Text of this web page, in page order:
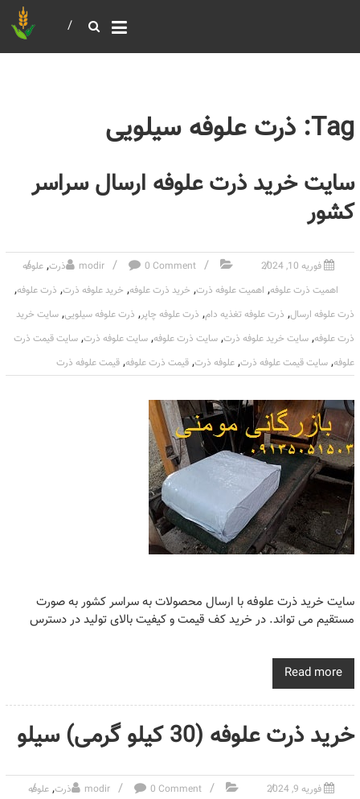
Tag: ذرت علوفه سیلویی
سایت خرید ذرت علوفه ارسال سراسر
کشور
فوریه 10, 2024 modir 0 Comment ذرت, علوفه
اهمیت ذرت علوفه, اهمیت علوفه ذرت, خرید ذرت علوفه, خرید علوفه ذرت, ذرت علوفه,
ذرت علوفه ارسال, ذرت علوفه تغذیه دام, ذرت علوفه چاپر, ذرت علوفه سیلویی, سایت خرید
ذرت علوفه, سایت خرید علوفه ذرت, سایت ذرت علوفه, سایت علوفه ذرت, سایت قیمت ذرت
علوفه, سایت قیمت علوفه ذرت, علوفه ذرت, قیمت ذرت علوفه, قیمت علوفه ذرت
سایت خرید ذرت علوفه با ارسال محصولات به سراسر کشور به صورت
مستقیم می تواند. در خرید کف قیمت و کیفیت بالای تولید در دسترس
Read more
خرید ذرت علوفه (30 کیلو گرمی) سیلو
فوریه 9, 2024 modir 0 Comment ذرت, علوفه